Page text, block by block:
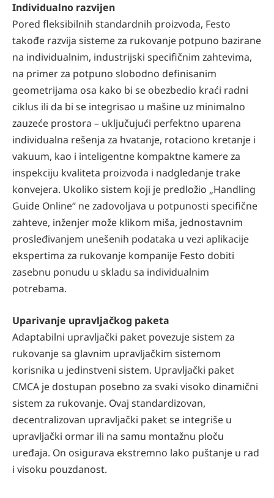
Individualno razvijen
Pored fleksibilnih standardnih proizvoda, Festo
takođe razvija sisteme za rukovanje potpuno bazirane
na individualnim, industrijski specifičnim zahtevima,
na primer za potpuno slobodno definisanim
geometrijama osa kako bi se obezbedio kraći radni
ciklus ili da bi se integrisao u mašine uz minimalno
zauzeće prostora – uključujući perfektno uparena
individualna rešenja za hvatanje, rotaciono kretanje i
vakuum, kao i inteligentne kompaktne kamere za
inspekciju kvaliteta proizvoda i nadgledanje trake
konvejera. Ukoliko sistem koji je predložio „Handling
Guide Online“ ne zadovoljava u potpunosti specifične
zahteve, inženjer može klikom miša, jednostavnim
prosleđivanjem unešenih podataka u vezi aplikacije
ekspertima za rukovanje kompanije Festo dobiti
zasebnu ponudu u skladu sa individualnim
potrebama.
Uparivanje upravljačkog paketa
Adaptabilni upravljački paket povezuje sistem za
rukovanje sa glavnim upravljačkim sistemom
korisnika u jedinstveni sistem. Upravljački paket
CMCA je dostupan posebno za svaki visoko dinamični
sistem za rukovanje. Ovaj standardizovan,
decentralizovan upravljački paket se integriše u
upravljački ormar ili na samu montažnu ploču
uređaja. On osigurava ekstremno lako puštanje u rad
i visoku pouzdanost.